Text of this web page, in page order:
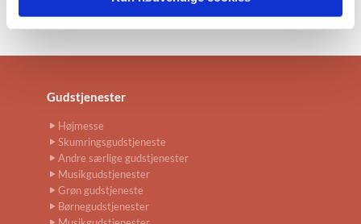
Gudstjenester
Højmesse
Skumringsgudstjeneste
Andre særlige gudstjenester
Musikgudstjenester
Grøn gudstjeneste
Børnegudstjenester